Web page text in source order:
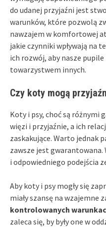
do udanej przyjaźni jest
warunków, które pozwolą
nawzajem w komfortowej
jakie czynniki wpływają na
ich rozwój, aby nasze pupile
towarzystwem innych.
Czy koty mogą
Koty i psy, choć są różnymi
więzi i przyjaźnie, a ich
zaskakujące. Warto jednak
zawsze jest gwarantowana.
i odpowiedniego podejścia
Aby koty i psy mogły się
miały szansę na wzajemne
kontrolowanych
zaleca się, by były one w